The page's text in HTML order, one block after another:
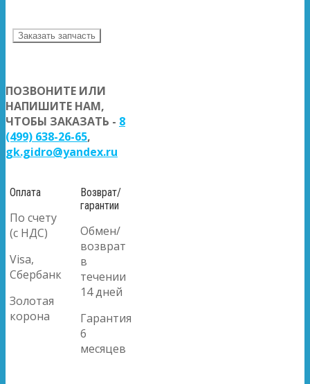
Заказать запчасть
ПОЗВОНИТЕ ИЛИ
НАПИШИТЕ НАМ,
ЧТОБЫ ЗАКАЗАТЬ - 8
(499) 638-26-65,
gk.gidro@yandex.ru
Оплата
По счету
(с НДС)
Visa,
Сбербанк
Золотая
корона
Возврат/
гарантии
Обмен/
возврат
в
течении
14 дней
Гарантия
6
месяцев